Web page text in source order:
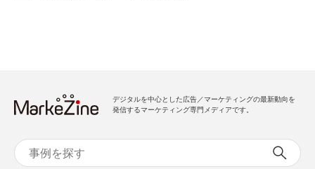
デジタルを中心とした広告／マーケティングの最新動向を
発信するマーケティング専門メディアです。